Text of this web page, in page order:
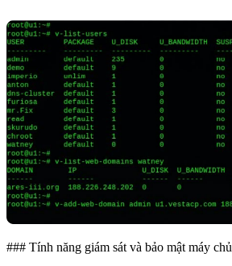
### Tính năng giám sát và bảo mật máy chủ